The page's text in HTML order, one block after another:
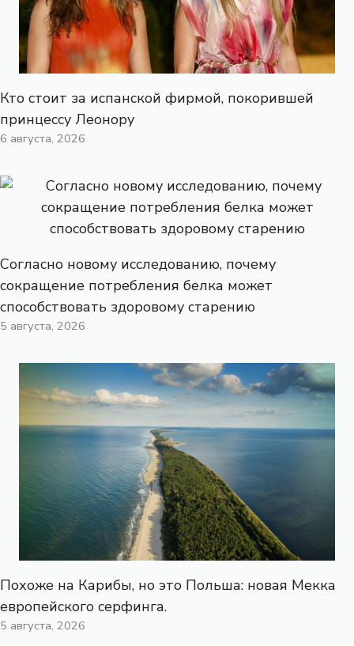
Кто стоит за испанской фирмой, покорившей
принцессу Леонору
6 августа, 2026
Согласно новому исследованию, почему
сокращение потребления белка может
способствовать здоровому старению
5 августа, 2026
Похоже на Карибы, но это Польша: новая Мекка
европейского серфинга.
5 августа, 2026